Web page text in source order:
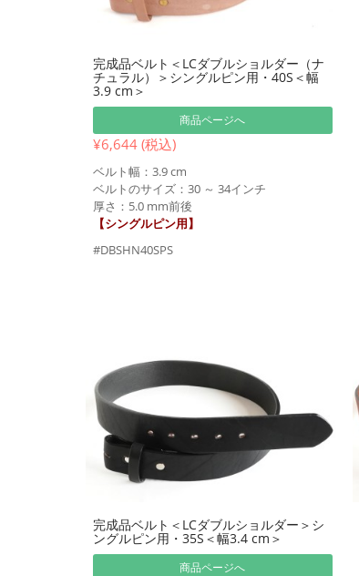
完成品ベルト＜LCダブルショルダー（ナ
チュラル）＞シングルピン用・40S＜幅
3.9 cm＞
商品ページへ
¥6,644 (税込)
ベルト幅：3.9 cm
ベルトのサイズ：30 ～ 34インチ
厚さ：5.0 mm前後
【シングルピン用】
#DBSHN40SPS
完成品ベルト＜LCダブルショルダー＞シ
ングルピン用・35S＜幅3.4 cm＞
商品ページへ